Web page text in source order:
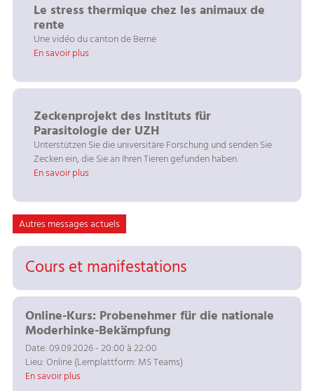
Le stress thermique chez les animaux de
rente
Une vidéo du canton de Berne
En savoir plus
Zeckenprojekt des Instituts für
Parasitologie der UZH
Unterstützen Sie die universitäre Forschung und senden Sie
Zecken ein, die Sie an Ihren Tieren gefunden haben.
En savoir plus
Autres messages actuels
Cours et manifestations
Online-Kurs: Probenehmer für die nationale
Moderhinke-Bekämpfung
Date: 09.09.2026 - 20:00 à 22:00
Lieu: Online (Lernplattform: MS Teams)
En savoir plus